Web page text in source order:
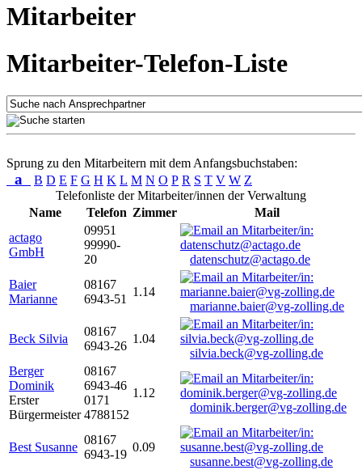
Mitarbeiter
Mitarbeiter-Telefon-Liste
Sprung zu den Mitarbeitern mit dem Anfangsbuchstaben:
a B D E F G H K L M N O P R S T V W Z
Telefonliste der Mitarbeiter/innen der Verwaltung
Name
Telefon Zimmer
Mail
actago
GmbH
09951
99990-
20
datenschutz@actago.de
Baier
Marianne
08167
6943-51
1.14
marianne.baier@vg-zolling.de
Beck Silvia
08167
6943-26
1.04
silvia.beck@vg-zolling.de
Berger
Dominik
Erster
Bürgermeister
08167
6943-46
0171
4788152
1.12
dominik.berger@vg-zolling.de
Best Susanne
08167
6943-19
0.09
susanne.best@vg-zolling.de